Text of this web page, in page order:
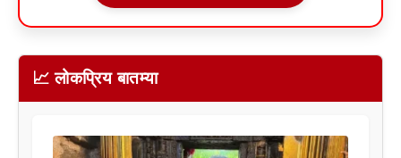
📈 लोकप्रिय बातम्या